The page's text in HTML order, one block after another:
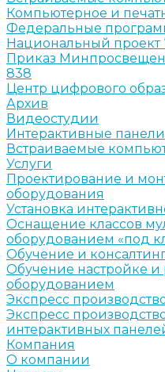
Компьютерное и
Федеральные
Национальный проект
Приказ
838
Центр цифрового
Архив
Видеостудии
Интерактивные панели
Встраиваемые
Услуги
Проектирование и
оборудования
Установка
Оснащение классов
оборудованием «под
Обучение и
Обучение настройке и
оборудованием
Экспресс
Экспресс
интерактивных
Компания
О компании